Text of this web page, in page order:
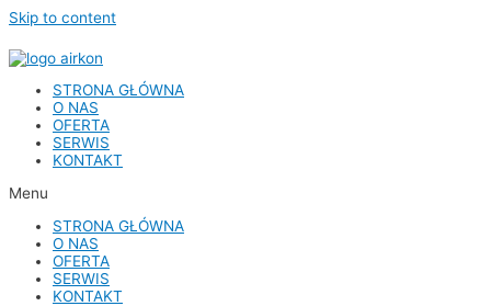
Skip to content
STRONA GŁÓWNA
O NAS
OFERTA
SERWIS
KONTAKT
Menu
STRONA GŁÓWNA
O NAS
OFERTA
SERWIS
KONTAKT